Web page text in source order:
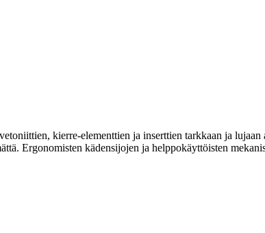
kierre-elementtien ja inserttien tarkkaan ja
Ergonomisten kädensijojen ja helppokäyttöisten